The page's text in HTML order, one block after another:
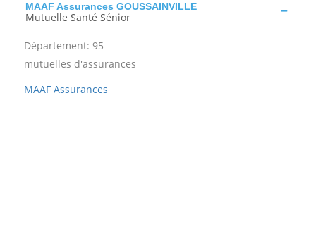
MAAF Assurances GOUSSAINVILLE
Mutuelle Santé Sénior
Département: 95
mutuelles d'assurances
MAAF Assurances